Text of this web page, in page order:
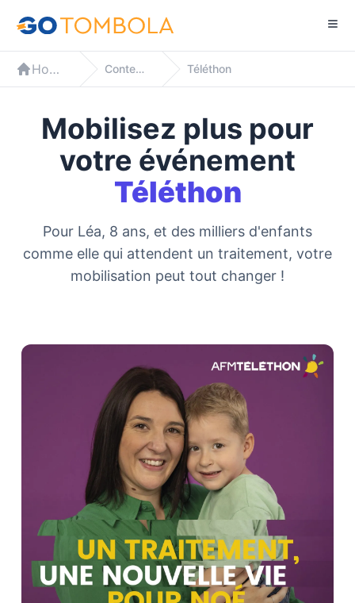
Home Contextes Téléthon
Mobilisez plus pour
votre événement
Téléthon
Pour Léa, 8 ans, et des milliers d'enfants
comme elle qui attendent un traitement, votre
mobilisation peut tout changer !